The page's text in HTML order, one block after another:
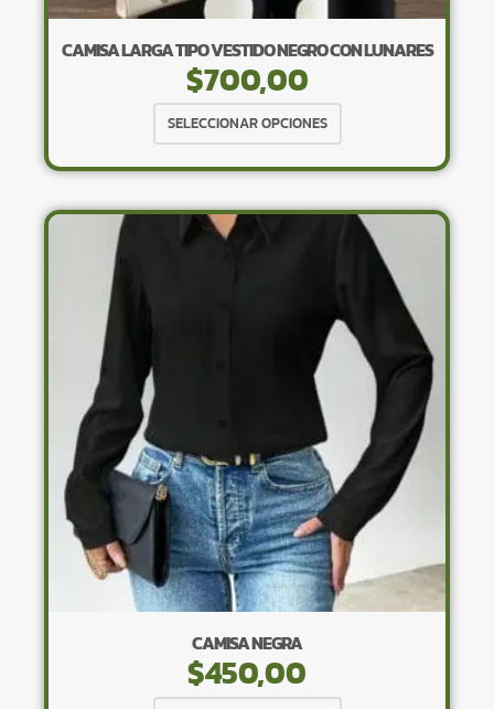
CAMISA LARGA TIPO VESTIDO NEGRO CON LUNARES
$700,00
SELECCIONAR OPCIONES
producto
tiene
variantes.
opciones
pueden
elegir
página
de
producto
CAMISA NEGRA
$450,00